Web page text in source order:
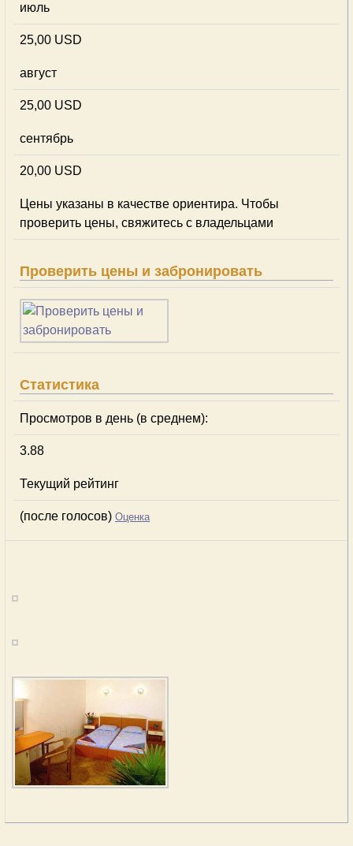
июль
25,00 USD
август
25,00 USD
сентябрь
20,00 USD
Цены указаны в качестве ориентира. Чтобы
проверить цены, свяжитесь с владельцами
Проверить цены и забронировать
Статистика
Просмотров в день (в среднем):
3.88
Текущий рейтинг
(после голосов) Оценка